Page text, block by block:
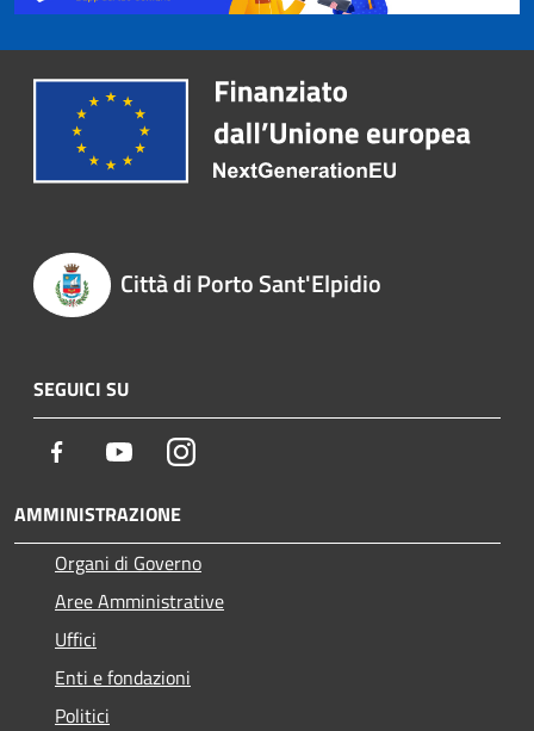
Città di Porto Sant'Elpidio
SEGUICI SU
Facebook YoutubeInstagram
AMMINISTRAZIONE
Organi di Governo
Aree Amministrative
Uffici
Enti e fondazioni
Politici